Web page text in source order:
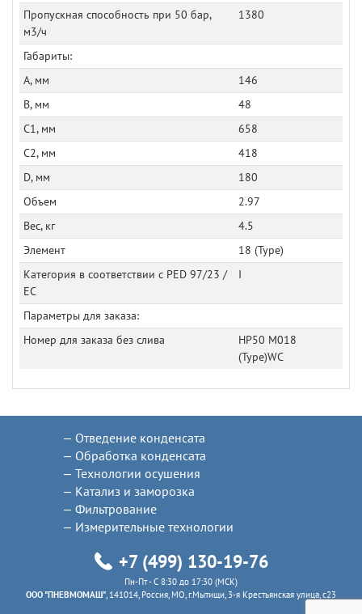
Пропускная способность при 50 бар,
м3/ч
1380
Габариты:
A, мм
146
B, мм
48
C1, мм
658
C2, мм
418
D, мм
180
Объем
2.97
Вес, кг
4.5
Элемент
18 (Type)
Категория в соответствии с PED 97/23 /
EC
I
Параметры для заказа:
Номер для заказа без слива
HP50 M018
(Type)WC
Отведение конденсата
Обработка конденсата
Технологии осушения
Катализ и заморозка
Фильтрование
Измерительные технологии
+7 (499) 130-19-76
Пн-Пт - C 8:30 до 17:30 (МСК)
ООО "ПНЕВМОМАШ" , 141014, Россия, МО, г.Мытищи, 3-я Крестьянская улица, с23